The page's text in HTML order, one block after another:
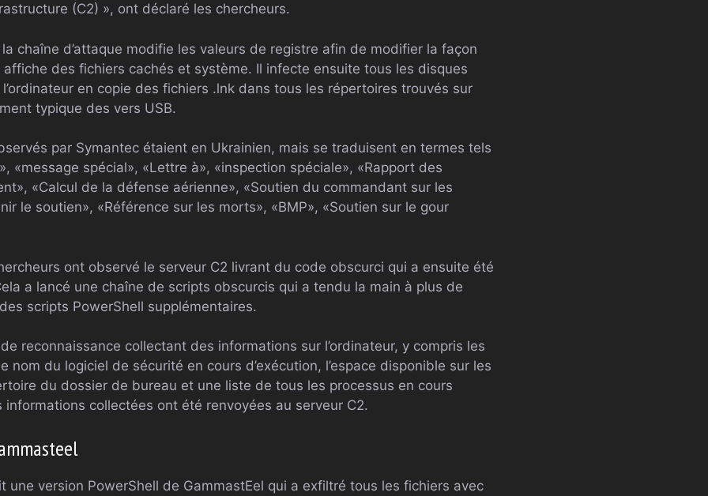
(C2) », ont déclaré les chercheurs.
chaîne d’attaque modifie les valeurs de registre afin de modifier la façon
des fichiers cachés et système. Il infecte ensuite tous les disques
en copie des fichiers .lnk dans tous les répertoires trouvés sur
typique des vers USB.
par Symantec étaient en Ukrainien, mais se traduisent en termes tels
«message spécial», «Lettre à», «inspection spéciale», «Rapport des
«Calcul de la défense aérienne», «Soutien du commandant sur les
le soutien», «Référence sur les morts», «BMP», «Soutien sur le gour
ont observé le serveur C2 livrant du code obscurci qui a ensuite été
a lancé une chaîne de scripts obscurcis qui a tendu la main à plus de
scripts PowerShell supplémentaires.
reconnaissance collectant des informations sur l’ordinateur, y compris les
nom du logiciel de sécurité en cours d’exécution, l’espace disponible sur les
du dossier de bureau et une liste de tous les processus en cours
informations collectées ont été renvoyées au serveur C2.
une version PowerShell de GammastEel qui a exfiltré tous les fichiers avec